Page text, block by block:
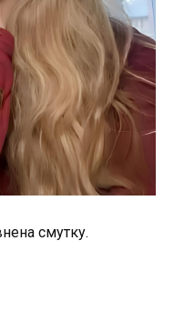
смутку.